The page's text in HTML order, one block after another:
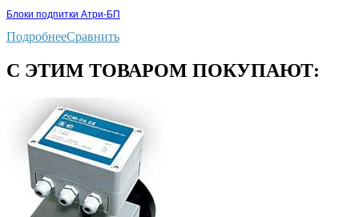
Блоки подпитки Атри-БП
ПодробнееСравнить
С ЭТИМ ТОВАРОМ ПОКУПАЮТ: